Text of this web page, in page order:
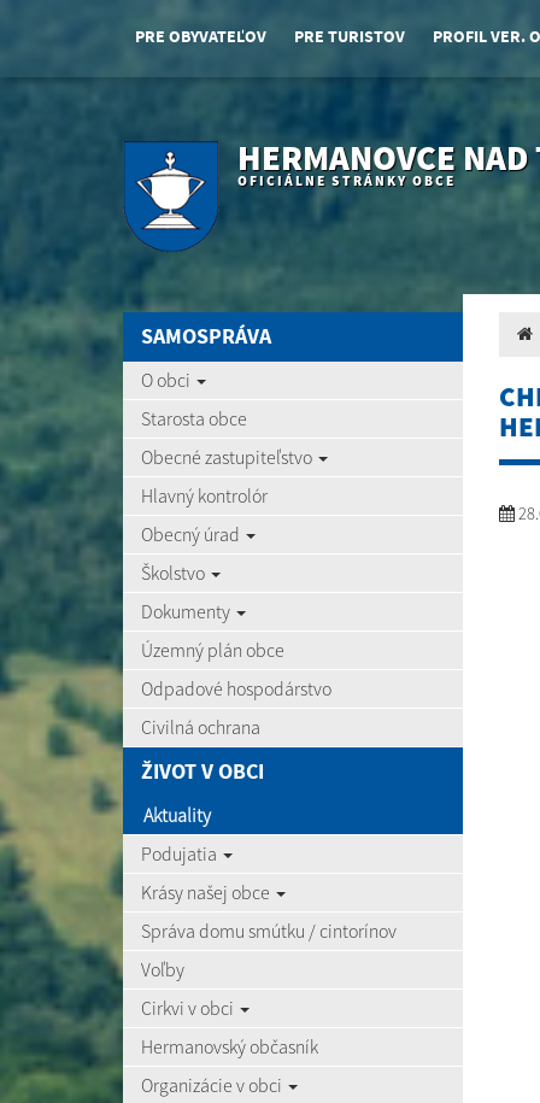
PRE OBYVATEĽOV PRE TURISTOV PROFIL VER.
HERMANOVCE
OFICIÁLNE STRÁNKY OBCE
SAMOSPRÁVA
O obci
Starosta obce
Obecné zastupiteľstvo
Hlavný kontrolór
Obecný úrad
Školstvo
Dokumenty
Územný plán obce
Odpadové hospodárstvo
Civilná ochrana
ŽIVOT V OBCI
Aktuality
Podujatia
Krásy našej obce
Správa domu smútku / cintorínov
Voľby
Cirkvi v obci
Hermanovský občasník
Organizácie v obci